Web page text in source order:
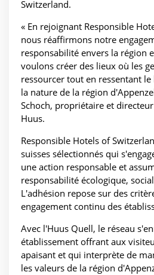
Switzerland.
« En rejoignant Responsible
nous réaffirmons notre
responsabilité envers la région
voulons créer des lieux où les
ressourcer tout en ressentant
la nature de la région
Schoch, propriétaire et
Huus.
Responsible Hotels of
suisses sélectionnés qui
une action responsable et
responsabilité écologique,
L'adhésion repose sur des
engagement continu des
Avec l'Huus Quell, le réseau
établissement offrant aux
apaisant et qui interprète de
les valeurs de la région